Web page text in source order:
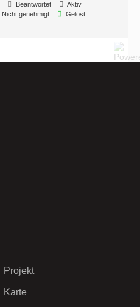
Beantwortet
Aktiv
Nicht genehmigt
Gelöst
Projekt
Karte